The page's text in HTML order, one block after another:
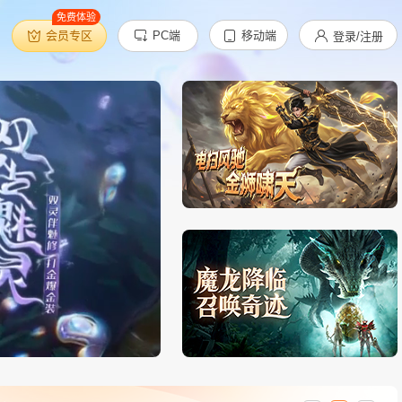
登录/注册
移动端
PC端
会员专区
免费体验
天尊传奇
开始游戏